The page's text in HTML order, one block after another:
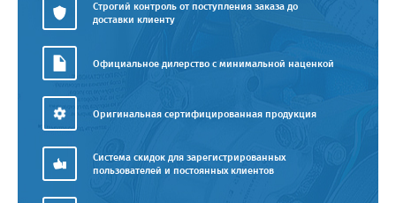
Строгий контроль от поступления заказа до
доставки клиенту
Официальное дилерство с минимальной наценкой
Оригинальная сертифицированная продукция
Система скидок для зарегистрированных
пользователей и постоянных клиентов